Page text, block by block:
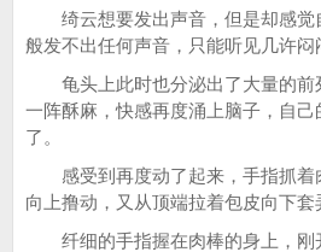
绮云想要发出声音，但是却感觉
般发不出任何声音，只能听见几许闷
龟头上此时也分泌出了大量的前
一阵酥麻，快感再度涌上脑子，自
了。
感受到再度动了起来，手指抓着
向上撸动，又从顶端拉着包皮向下套
纤细的手指握在肉棒的身上，刚